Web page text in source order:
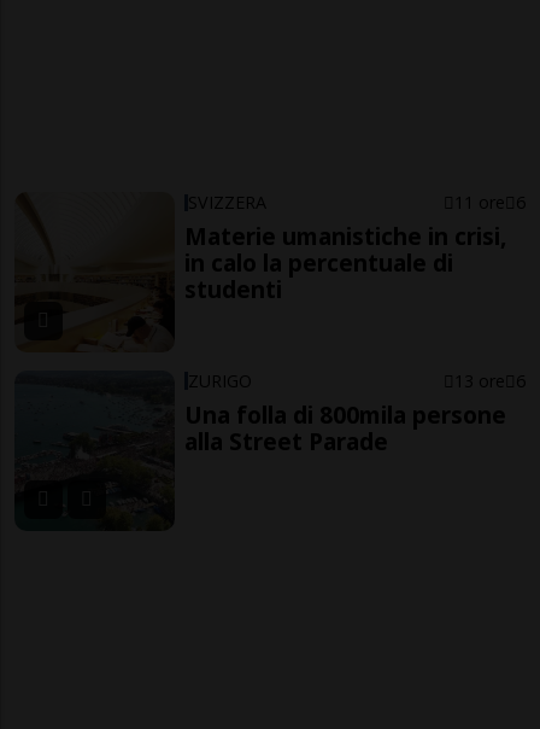
SVIZZERA 11 ore 6
Materie umanistiche in crisi,
in calo la percentuale di
studenti
ZURIGO 13 ore 6
Una folla di 800mila persone
alla Street Parade